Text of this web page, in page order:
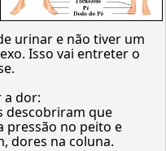
urinar e não tiver um
Isso vai entreter o
a dor:
descobriram que
pressão no peito e
dores na coluna.